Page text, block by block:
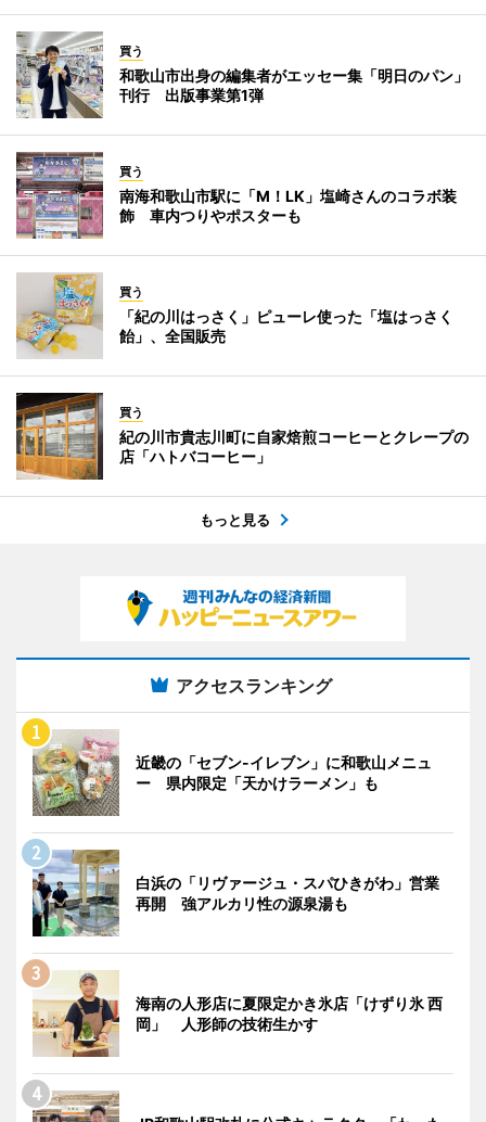
買う
和歌山市出身の編集者がエッセー集「明日のパン」
刊行 出版事業第1弾
買う
南海和歌山市駅に「M！LK」塩崎さんのコラボ装
飾 車内つりやポスターも
買う
「紀の川はっさく」ピューレ使った「塩はっさく
飴」、全国販売
買う
紀の川市貴志川町に自家焙煎コーヒーとクレープの
店「ハトバコーヒー」
もっと見る
アクセスランキング
近畿の「セブン-イレブン」に和歌山メニュ
ー 県内限定「天かけラーメン」も
白浜の「リヴァージュ・スパひきがわ」営業
再開 強アルカリ性の源泉湯も
海南の人形店に夏限定かき氷店「けずり氷 西
岡」 人形師の技術生かす